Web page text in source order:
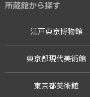
所蔵館から探す
江戸東京博物館
東京都現代美術館
東京都美術館